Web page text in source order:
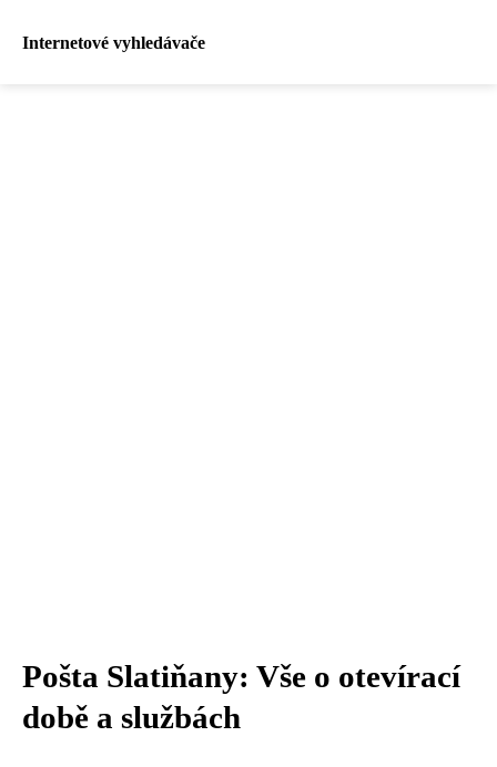
Internetové vyhledávače
Pošta Slatiňany: Vše o otevírací
době a službách